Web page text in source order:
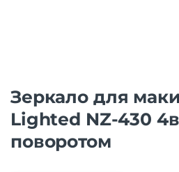
Зеркало для
Lighted NZ-430
поворотом